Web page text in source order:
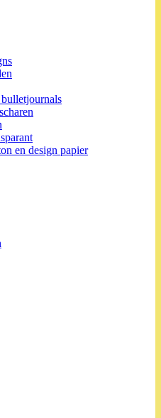
en design papier